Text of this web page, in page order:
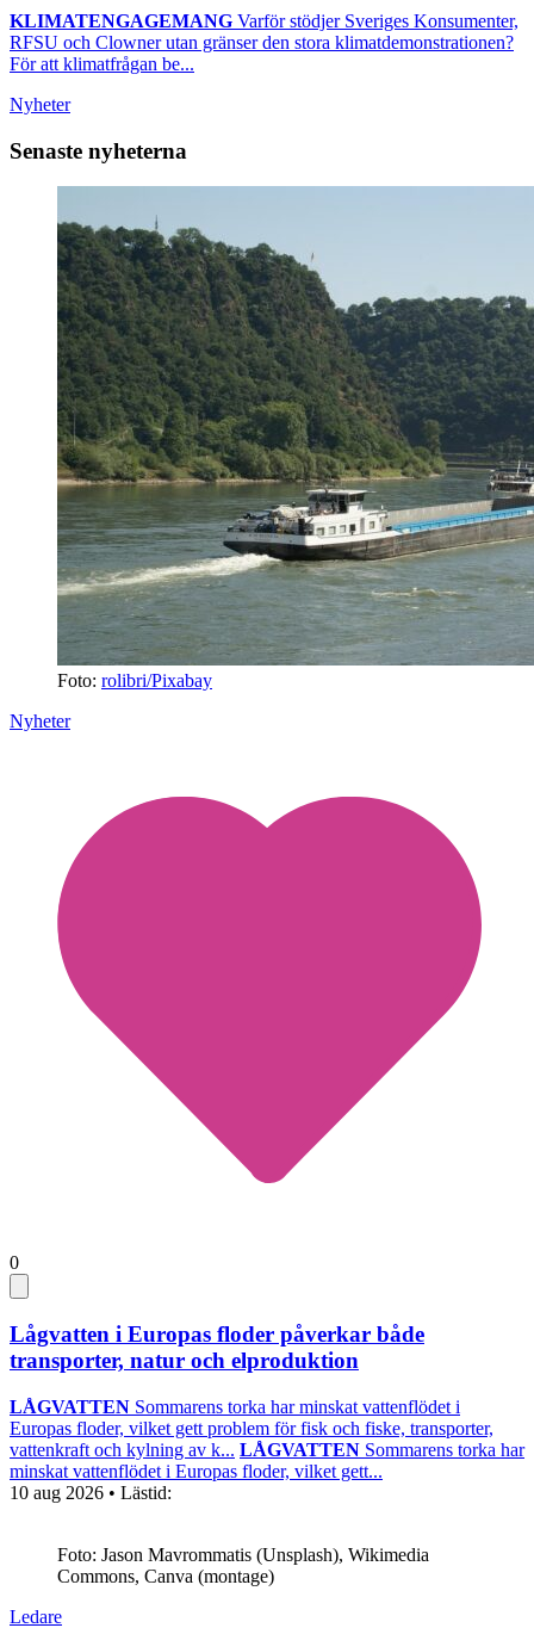
KLIMATENGAGEMANG Varför stödjer Sveriges Konsumenter,
RFSU och Clowner utan gränser den stora klimatdemonstrationen?
För att klimatfrågan be...
Nyheter
Senaste nyheterna
Foto: rolibri/Pixabay
Nyheter
0
Lågvatten i Europas floder påverkar både
transporter, natur och elproduktion
LÅGVATTEN Sommarens torka har minskat vattenflödet i
Europas floder, vilket gett problem för fisk och fiske, transporter,
vattenkraft och kylning av k... LÅGVATTEN Sommarens torka har
minskat vattenflödet i Europas floder, vilket gett...
10 aug 2026 • Lästid:
Foto: Jason Mavrommatis (Unsplash), Wikimedia
Commons, Canva (montage)
Ledare